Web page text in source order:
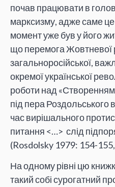
почав працювати в
марксизму, адже саме
момент уже був у його
що перемога Жовтневої
загальноросійської,
окремої української
роботи над «Створенням
під пера
час вирішального
питання <…> слід
(Rosdolsky 1979: 154-
На одному рівні цю
такий собі сурогатний